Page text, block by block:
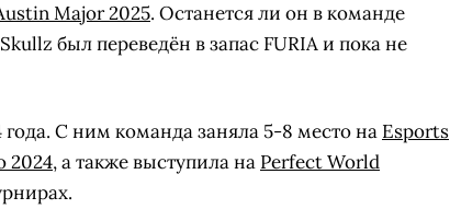
Major 2025. Останется ли он в команде
был переведён в запас FURIA и пока не
С ним команда заняла 5-8 место на Esports
2024, а также выступила на Perfect World